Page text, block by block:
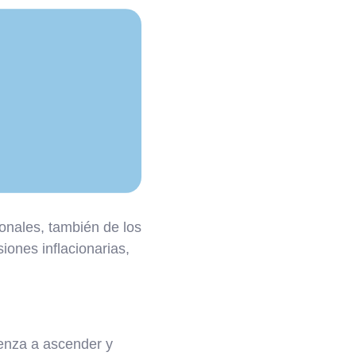
también de los
inflacionarias,
a ascender y